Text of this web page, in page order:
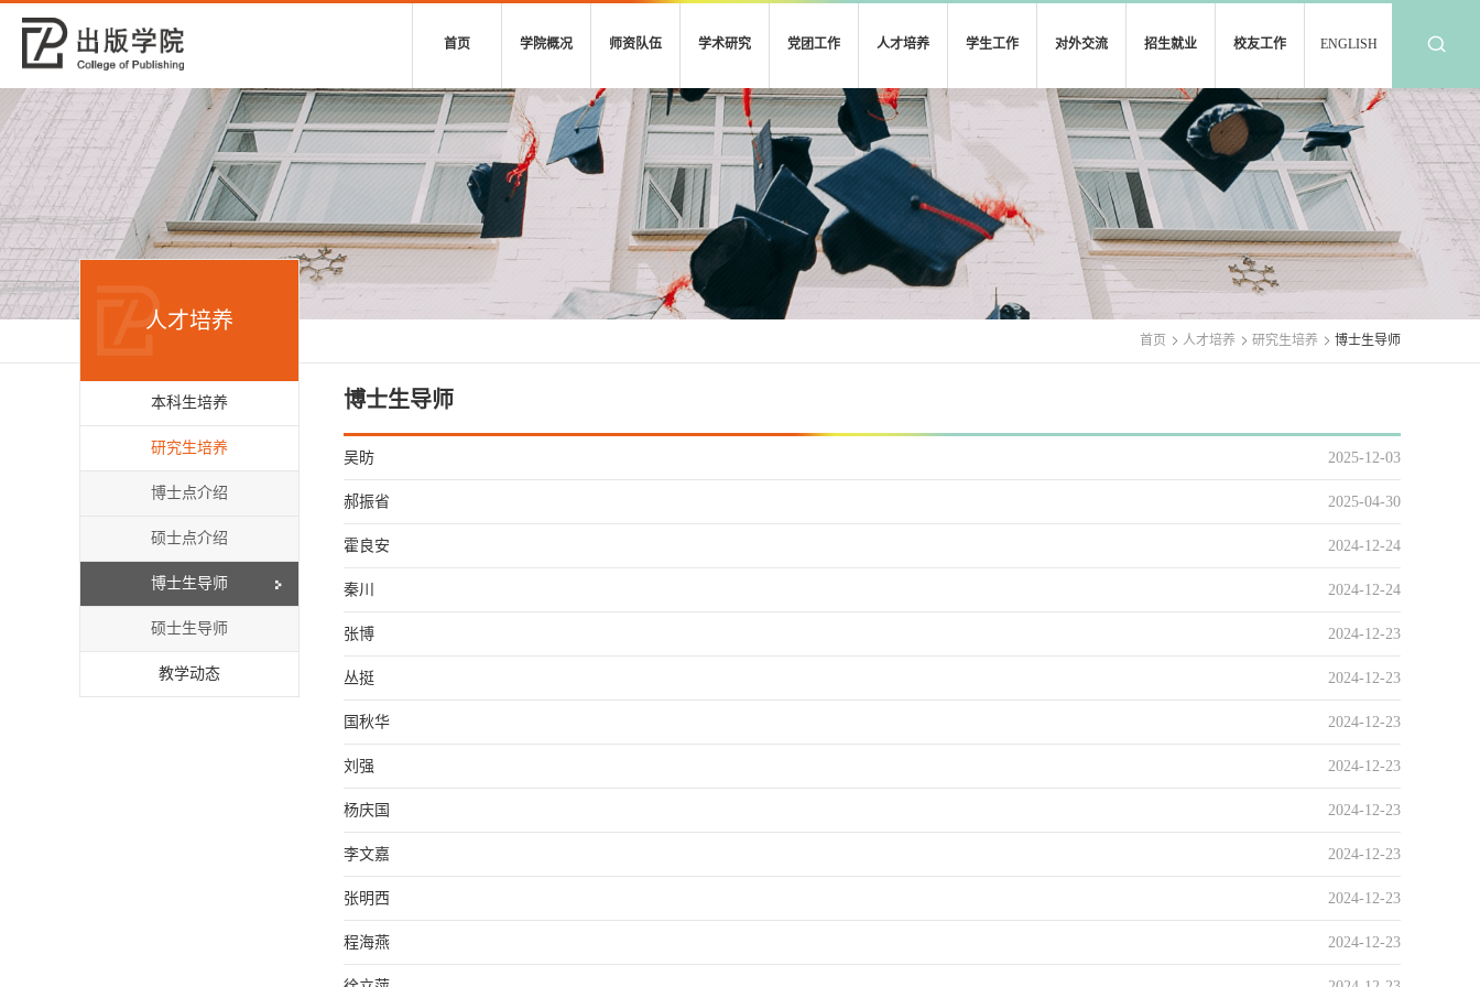
首页 学院概况 师资队伍 学术研究 党团工作 人才培养 学生工作 对外交流 招生就业 校友工作 ENGLISH
首页 人才培养 研究生培养 博士生导师
人才培养
本科生培养
研究生培养
博士点介绍
硕士点介绍
博士生导师
硕士生导师
教学动态
博士生导师
吴昉 2025-12-03
郝振省 2025-04-30
霍良安 2024-12-24
秦川 2024-12-24
张博 2024-12-23
丛挺 2024-12-23
国秋华 2024-12-23
刘强 2024-12-23
杨庆国 2024-12-23
李文嘉 2024-12-23
张明西 2024-12-23
程海燕 2024-12-23